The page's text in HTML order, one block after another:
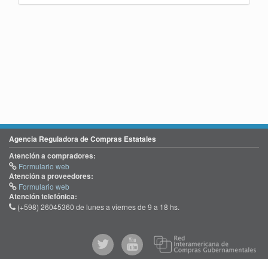
Agencia Reguladora de Compras Estatales
Atención a compradores:
Formulario web
Atención a proveedores:
Formulario web
Atención telefónica:
(+598) 26045360 de lunes a viernes de 9 a 18 hs.
@comprasgubuy
ACCE